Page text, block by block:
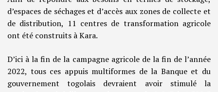
d’espaces de séchages et d’accès aux zones de collecte et
de distribution, 11 centres de transformation agricole
ont été construits à Kara.
D’ici à la fin de la campagne agricole de la fin de l’année
2022, tous ces appuis multiformes de la Banque et du
gouvernement togolais devraient avoir stimulé la